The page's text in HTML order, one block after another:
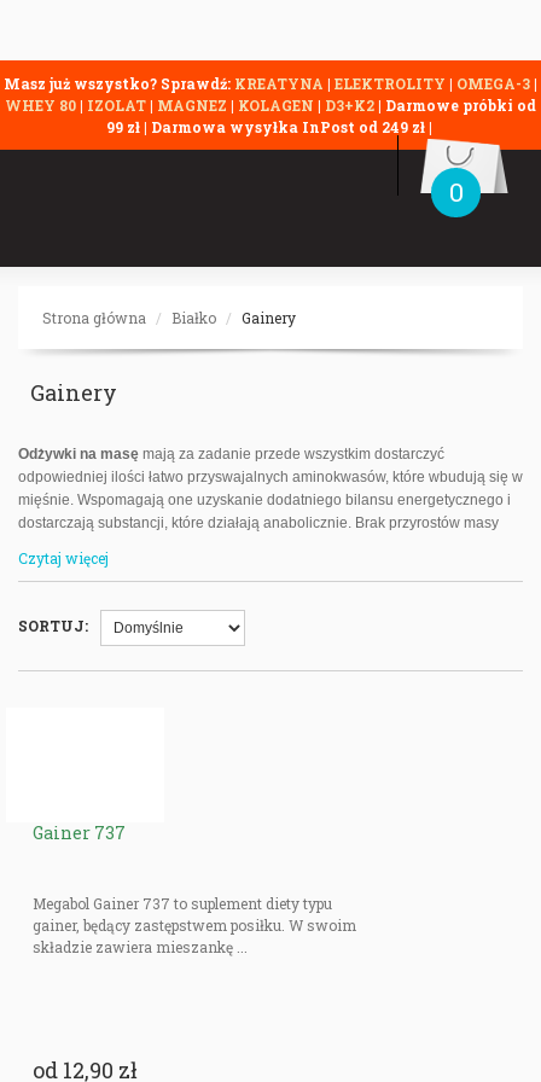
Masz już wszystko? Sprawdź: KREATYNA | ELEKTROLITY | OMEGA-3|
WHEY 80| IZOLAT| MAGNEZ | KOLAGEN | D3+K2| Darmowe próbki od
99 zł | Darmowa wysyłka InPost od 249 zł |
0
Strona główna Białko Gainery
Gainery
Odżywki na masę mają za zadanie przede wszystkim dostarczyć
odpowiedniej ilości łatwo przyswajalnych aminokwasów, które wbudują się w
mięśnie. Wspomagają one uzyskanie dodatniego bilansu energetycznego i
dostarczają substancji, które działają anabolicznie. Brak przyrostów masy
za mało białek.
Jest wiele odżywek, które mogą służyć rozwijaniu masy mięśniowej.
który działa już od pierwszych dawek.
wpływa on na naczynia krwionośne, do Twoich mięśni dopływa wtedy więcej
tlenu i substancji odżywczych. Z tego powodu, możesz łatwo uzyskać pompę
mięśniowa i trenować z pełną wydajnością.
najważniejszym z tych aminokwasów jest leucyna, która stanowi coś w
Czytaj więcej
SORTUJ:
Gainer 737
Megabol Gainer 737 to suplement diety typu
gainer, będący zastępstwem posiłku. W swoim
składzie zawiera mieszankę ...
od 12,90 zł